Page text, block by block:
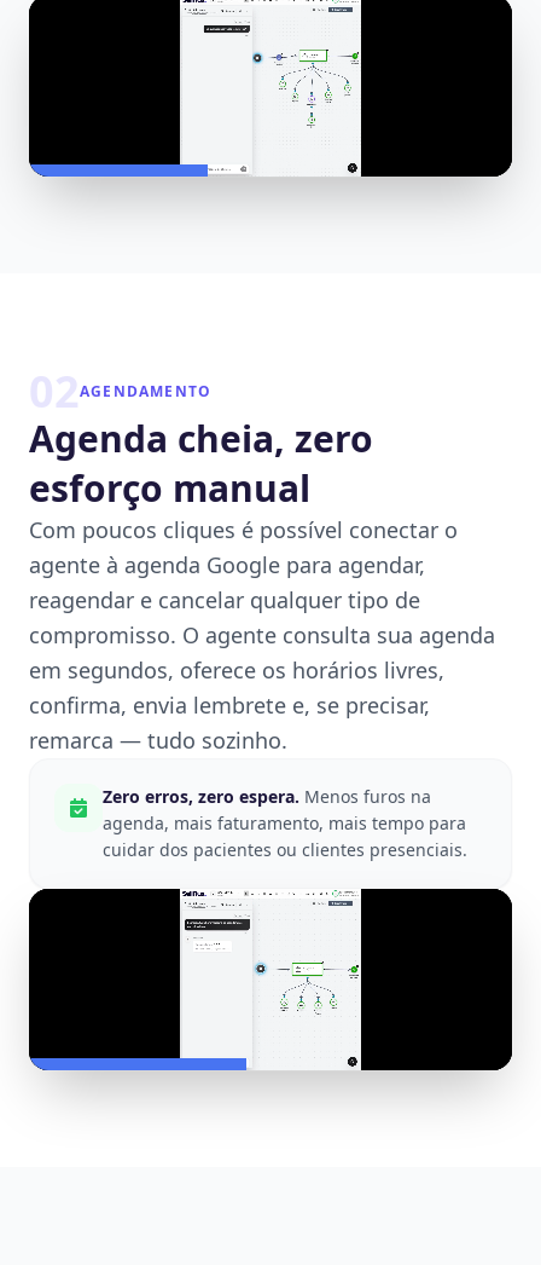
02AGENDAMENTO
Agenda cheia, zero
esforço manual
Com poucos cliques é possível conectar o
agente à agenda Google para agendar,
reagendar e cancelar qualquer tipo de
compromisso. O agente consulta sua agenda
em segundos, oferece os horários livres,
confirma, envia lembrete e, se precisar,
remarca — tudo sozinho.
Zero erros, zero espera. Menos furos na
agenda, mais faturamento, mais tempo para
cuidar dos pacientes ou clientes presenciais.